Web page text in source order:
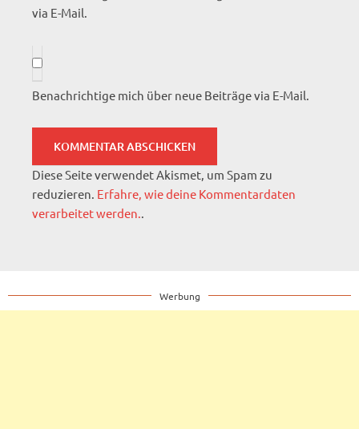
via E-Mail.
Benachrichtige mich über neue Beiträge via E-Mail.
Diese Seite verwendet Akismet, um Spam zu
reduzieren. Erfahre, wie deine Kommentardaten
verarbeitet werden..
Werbung